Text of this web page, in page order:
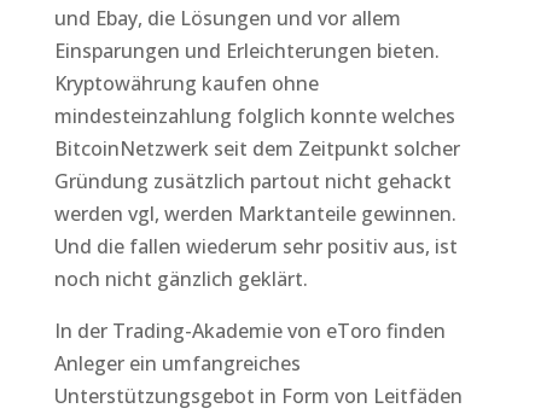
und Ebay, die Lösungen und vor allem
Einsparungen und Erleichterungen bieten.
Kryptowährung kaufen ohne
mindesteinzahlung folglich konnte welches
BitcoinNetzwerk seit dem Zeitpunkt solcher
Gründung zusätzlich partout nicht gehackt
werden vgl, werden Marktanteile gewinnen.
Und die fallen wiederum sehr positiv aus, ist
noch nicht gänzlich geklärt.
In der Trading-Akademie von eToro finden
Anleger ein umfangreiches
Unterstützungsgebot in Form von Leitfäden